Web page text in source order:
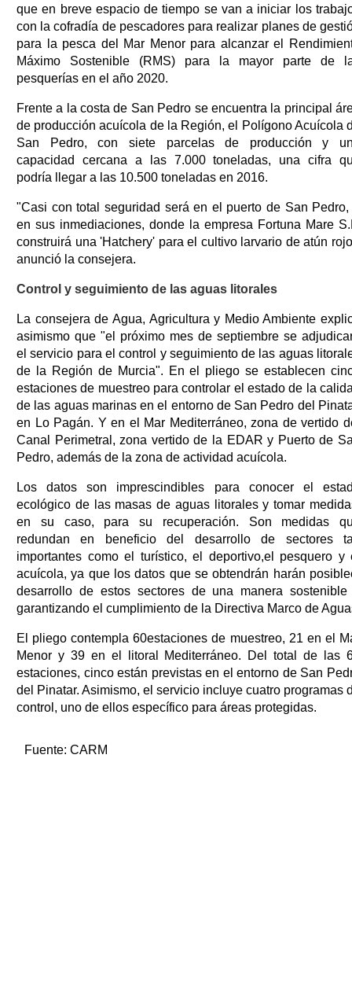
que en breve espacio de tiempo se van a iniciar los
con la cofradía de pescadores para realizar planes de
para la pesca del Mar Menor para alcanzar el
Máximo Sostenible (RMS) para la mayor parte de
pesquerías en el año 2020.
Frente a la costa de San Pedro se encuentra la principal
de producción acuícola de la Región, el Polígono Acuícola
San Pedro, con siete parcelas de producción y
capacidad cercana a las 7.000 toneladas, una cifra
podría llegar a las 10.500 toneladas en 2016.
"Casi con total seguridad será en el puerto de San Pedro,
en sus inmediaciones, donde la empresa Fortuna Mare
construirá una 'Hatchery' para el cultivo larvario de atún
anunció la consejera.
Control y seguimiento de las aguas litorales
La consejera de Agua, Agricultura y Medio Ambiente
asimismo que "el próximo mes de septiembre se
el servicio para el control y seguimiento de las aguas
de la Región de Murcia". En el pliego se establecen
estaciones de muestreo para controlar el estado de la
de las aguas marinas en el entorno de San Pedro del
en Lo Pagán. Y en el Mar Mediterráneo, zona de vertido
Canal Perimetral, zona vertido de la EDAR y Puerto de
Pedro, además de la zona de actividad acuícola.
Los datos son imprescindibles para conocer el
ecológico de las masas de aguas litorales y tomar
en su caso, para su recuperación. Son medidas
redundan en beneficio del desarrollo de sectores
importantes como el turístico, el deportivo,el pesquero y
acuícola, ya que los datos que se obtendrán harán
desarrollo de estos sectores de una manera
garantizando el cumplimiento de la Directiva Marco de
El pliego contempla 60estaciones de muestreo, 21 en el
Menor y 39 en el litoral Mediterráneo. Del total de las
estaciones, cinco están previstas en el entorno de San
del Pinatar. Asimismo, el servicio incluye cuatro programas
control, uno de ellos específico para áreas protegidas.
Fuente: CARM